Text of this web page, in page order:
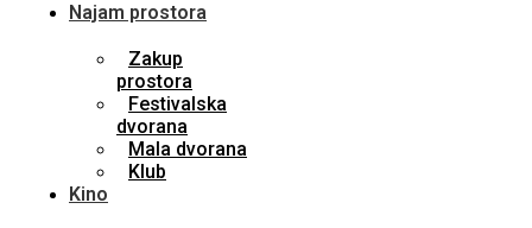
Najam prostora
Zakup
prostora
Festivalska
dvorana
Mala dvorana
Klub
Kino